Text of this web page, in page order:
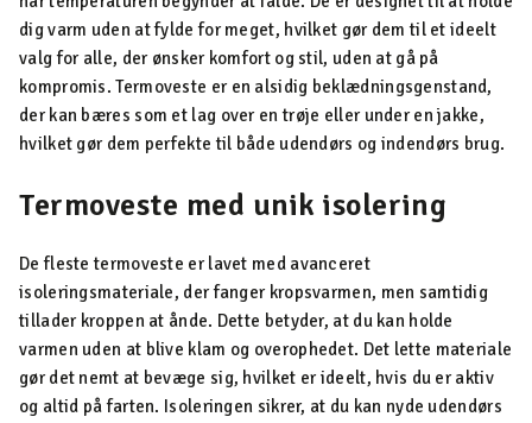
dig varm uden at fylde for meget, hvilket gør dem til et ideelt
valg for alle, der ønsker komfort og stil, uden at gå på
kompromis. Termoveste er en alsidig beklædningsgenstand,
der kan bæres som et lag over en trøje eller under en jakke,
hvilket gør dem perfekte til både udendørs og indendørs brug.
Termoveste med unik isolering
De fleste termoveste er lavet med avanceret
isoleringsmateriale, der fanger kropsvarmen, men samtidig
tillader kroppen at ånde. Dette betyder, at du kan holde
varmen uden at blive klam og overophedet. Det lette materiale
gør det nemt at bevæge sig, hvilket er ideelt, hvis du er aktiv
og altid på farten. Isoleringen sikrer, at du kan nyde udendørs